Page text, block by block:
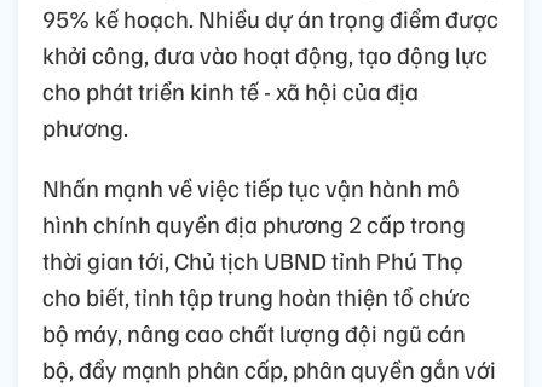
95% kế hoạch. Nhiều dự án trọng điểm được
khởi công, đưa vào hoạt động, tạo động lực
cho phát triển kinh tế - xã hội của địa
phương.
Nhấn mạnh về việc tiếp tục vận hành mô
hình chính quyền địa phương 2 cấp trong
thời gian tới, Chủ tịch UBND tỉnh Phú Thọ
cho biết, tỉnh tập trung hoàn thiện tổ chức
bộ máy, nâng cao chất lượng đội ngũ cán
bộ, đẩy mạnh phân cấp, phân quyền gắn với